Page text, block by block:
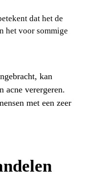
dat het de
het voor sommige
kan
acne verergeren.
met een zeer